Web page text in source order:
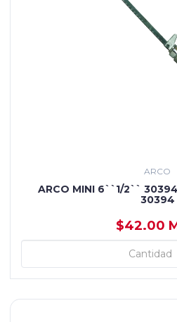
ARCO
ARCO MINI 6``1/2``
30394
$42.00
+